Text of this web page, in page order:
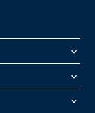
keyboard_arrow_down
keyboard_arrow_down
keyboard_arrow_down